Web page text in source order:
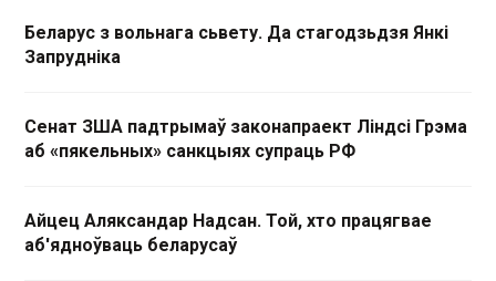
Беларус з вольнага сьвету. Да стагодзьдзя Янкі
Запрудніка
Сенат ЗША падтрымаў законапраект Ліндсі Грэма
аб «пякельных» санкцыях супраць РФ
Айцец Аляксандар Надсан. Той, хто працягвае
аб'ядноўваць беларусаў